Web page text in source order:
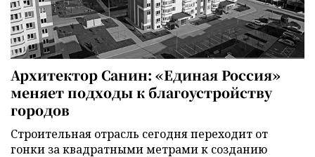
Архитектор Санин: «Единая Россия»
меняет подходы к благоустройству
городов
Строительная отрасль сегодня переходит от
гонки за квадратными метрами к созданию